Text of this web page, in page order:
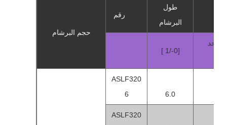
حجم البرشام
رقم
طول
البرشام
[ 1/-0]
- الحد
ASLF320
6
6.0
ASLF320